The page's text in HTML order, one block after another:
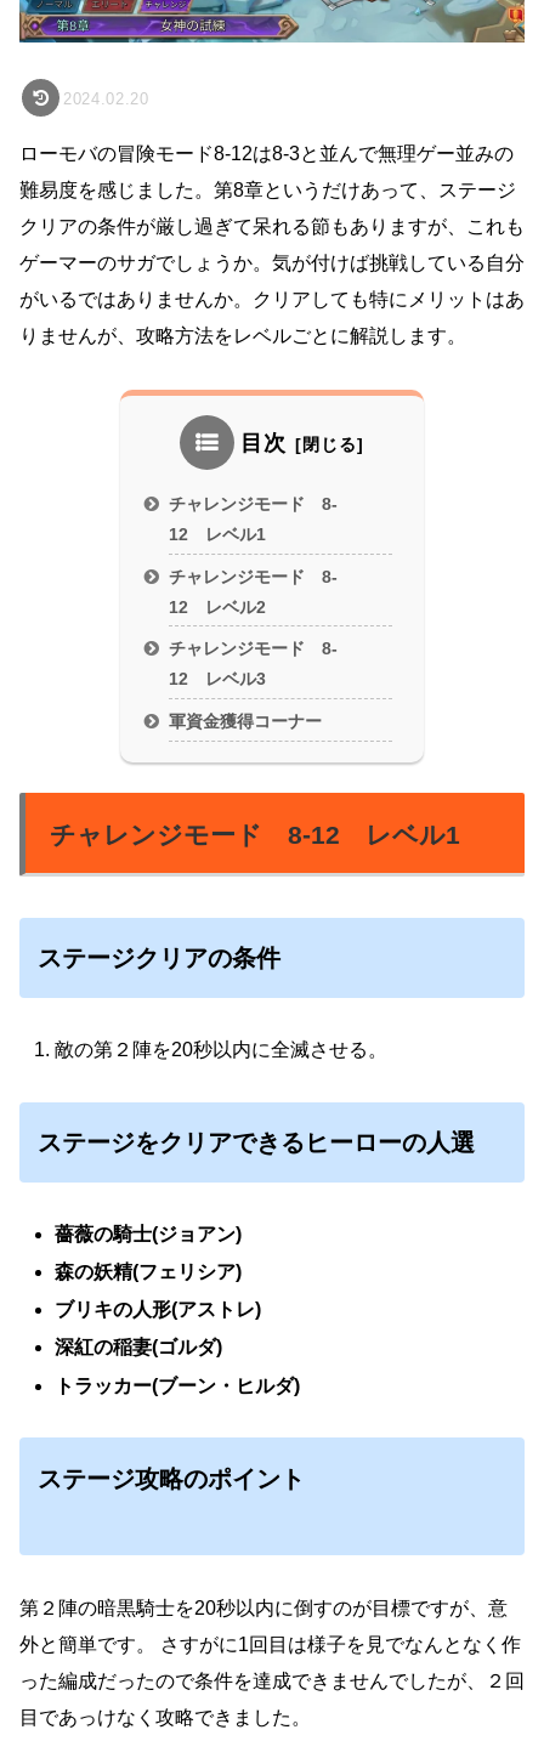
2024.02.20
ローモバの冒険モード8-12は8-3と並んで無理ゲー並みの
難易度を感じました。第8章というだけあって、ステージ
クリアの条件が厳し過ぎて呆れる節もありますが、これも
ゲーマーのサガでしょうか。気が付けば挑戦している自分
がいるではありませんか。クリアしても特にメリットはあ
りませんが、攻略方法をレベルごとに解説します。
目次
チャレンジモード 8-
12 レベル1
チャレンジモード 8-
12 レベル2
チャレンジモード 8-
12 レベル3
軍資金獲得コーナー
チャレンジモード 8-12 レベル1
ステージクリアの条件
敵の第２陣を20秒以内に全滅させる。
ステージをクリアできるヒーローの人選
薔薇の騎士(ジョアン)
森の妖精(フェリシア)
ブリキの人形(アストレ)
深紅の稲妻(ゴルダ)
トラッカー(ブーン・ヒルダ)
ステージ攻略のポイント
第２陣の暗黒騎士を20秒以内に倒すのが目標ですが、意
外と簡単です。
さすがに1回目は様子を見でなんとなく作
った編成だったので条件を達成できませんでしたが、２回
目であっけなく攻略できました。